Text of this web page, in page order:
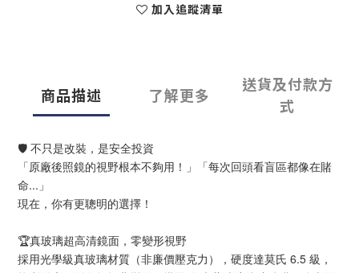
加入追蹤清單
商品描述 了解更多
送貨及付款方
式
🛡️ 不只是改裝，是安全投資
「原廠後照鏡的視野根本不夠用！」「每次回頭看盲區都像在賭
命...」
現在，你有更聰明的選擇！
🏆真玻璃超高清鏡面，零變形視野
採用光學級真玻璃材質（非廉價壓克力），硬度達莫氏 6.5 級，